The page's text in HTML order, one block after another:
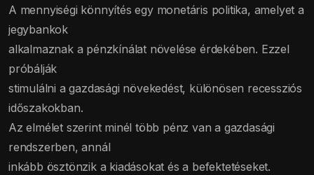
A mennyiségi könnyítés egy monetáris politika, amelyet a
jegybankok
alkalmaznak a pénzkínálat növelése érdekében. Ezzel
próbálják
stimulálni a gazdasági növekedést, különösen recessziós
időszakokban.
Az elmélet szerint minél több pénz van a gazdasági
rendszerben, annál
inkább ösztönzik a kiadásokat és a befektetéseket.